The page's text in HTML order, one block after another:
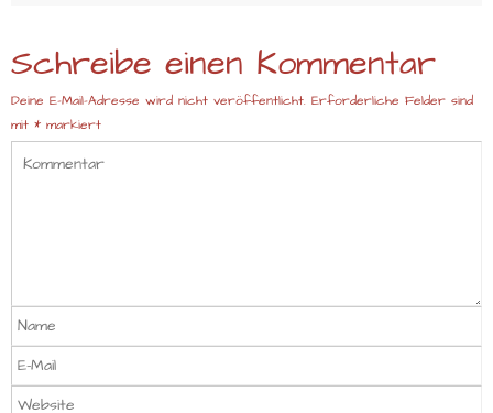
Schreibe einen Kommentar
Deine E-Mail-Adresse wird nicht veröffentlicht. Erforderliche Felder sind
mit * markiert